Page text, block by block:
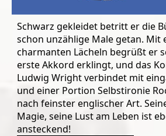
Schwarz gekleidet betritt er die
schon unzählige Male getan. Mit
charmanten Lächeln begrüßt er
erste Akkord erklingt, und das
Ludwig Wright verbindet mit
und einer Portion Selbstironie
nach feinster englischer Art.
Magie, seine Lust am Leben ist
ansteckend!